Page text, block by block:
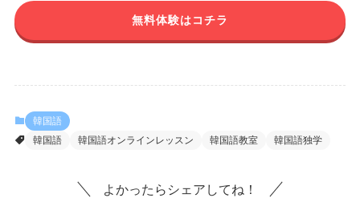
無料体験はコチラ
韓国語
韓国語
韓国語オンラインレッスン 韓国語教室 韓国語独学
よかったらシェアしてね！